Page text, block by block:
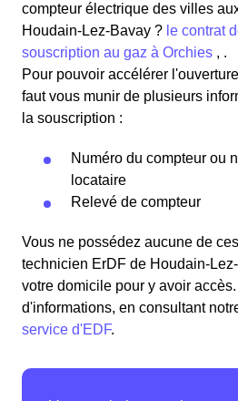
compteur électrique des villes
Houdain-Lez-Bavay ? le contrat
souscription au gaz à Orchies , .
Pour pouvoir accélérer
faut vous munir de plusieurs
la souscription :
Numéro du compteur ou
locataire
Relevé de compteur
Vous ne possédez aucune de
technicien ErDF de Houdain-
votre domicile pour y avoir
d'informations, en consultant
service d'EDF.